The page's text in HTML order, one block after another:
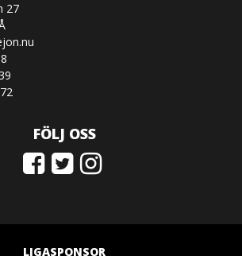
27
FÖLJ OSS
LIGASPONSOR